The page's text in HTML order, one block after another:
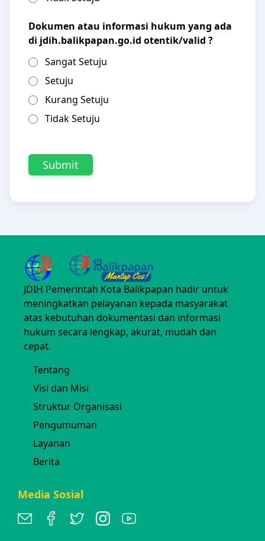
Dokumen atau informasi hukum yang ada
di jdih.balikpapan.go.id otentik/valid ?
Sangat Setuju
Setuju
Kurang Setuju
Tidak Setuju
Submit
JDIH Pemerintah Kota Balikpapan hadir untuk
meningkatkan pelayanan kepada masyarakat
atas kebutuhan dokumentasi dan informasi
hukum secara lengkap, akurat, mudah dan
cepat.
Tentang
Visi dan Misi
Struktur Organisasi
Pengumuman
Layanan
Berita
Media Sosial